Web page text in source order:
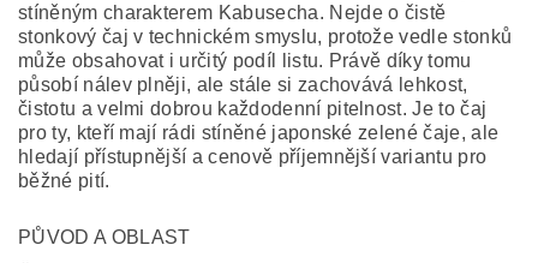
stíněným charakterem Kabusecha. Nejde o čistě
stonkový čaj v technickém smyslu, protože vedle stonků
může obsahovat i určitý podíl listu. Právě díky tomu
působí nálev plněji, ale stále si zachovává lehkost,
čistotu a velmi dobrou každodenní pitelnost. Je to čaj
pro ty, kteří mají rádi stíněné japonské zelené čaje, ale
hledají přístupnější a cenově příjemnější variantu pro
běžné pití.
PŮVOD A OBLAST